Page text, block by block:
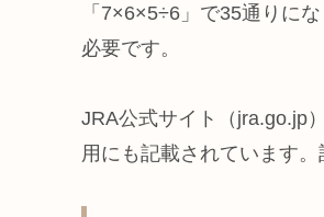
「7×6×5÷6」で35通りに
必要です。
JRA公式サイト（jra.go.jp
用にも記載されています